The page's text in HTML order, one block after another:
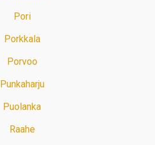
Pori
Porkkala
Porvoo
Punkaharju
Puolanka
Raahe